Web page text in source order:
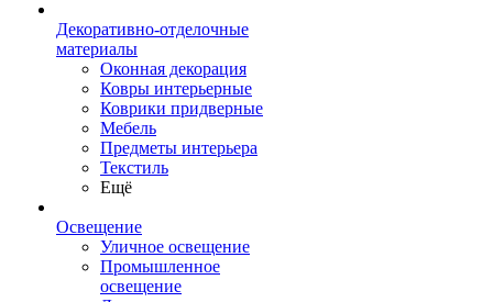
Декоративно-отделочные
материалы
Оконная декорация
Ковры интерьерные
Коврики придверные
Мебель
Предметы интерьера
Текстиль
Ещё
Освещение
Уличное освещение
Промышленное
освещение